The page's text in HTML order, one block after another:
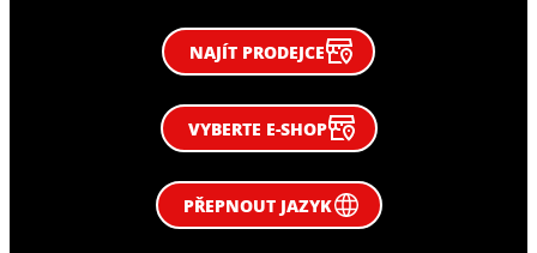
NAJÍT PRODEJCE
VYBERTE E-SHOP
PŘEPNOUT JAZYK